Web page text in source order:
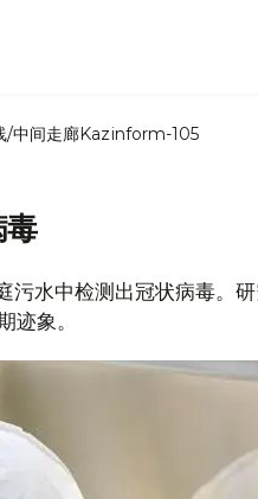
/中间走廊Kazinform-105
毒
水中检测出冠状病毒。
迹象。